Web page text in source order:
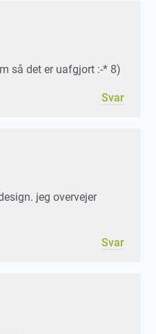
så det er uafgjort :-* 8)
Svar
jeg overvejer
Svar